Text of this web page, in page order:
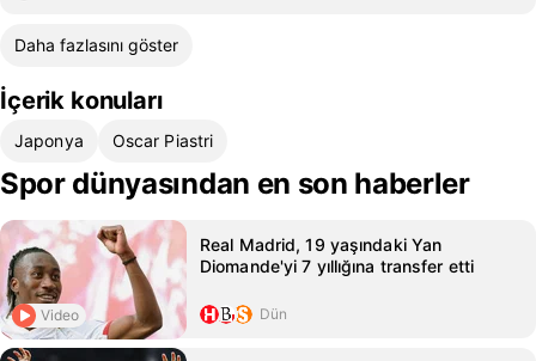
Daha fazlasını göster
İçerik konuları
Japonya Oscar Piastri
Spor dünyasından en son haberler
Video
Real Madrid, 19 yaşındaki Yan
Diomande'yi 7 yıllığına transfer etti
Dün